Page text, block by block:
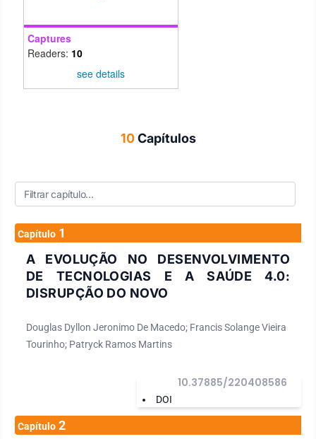
Captures
Readers: 10
see details
10Capítulos
Capítulo 1
A EVOLUÇÃO NO DESENVOLVIMENTO
DE TECNOLOGIAS E A SAÚDE 4.0:
DISRUPÇÃO DO NOVO
Douglas Dyllon Jeronimo De Macedo; Francis Solange Vieira
Tourinho; Patryck Ramos Martins
DOI
10.37885/220408586
Capítulo 2